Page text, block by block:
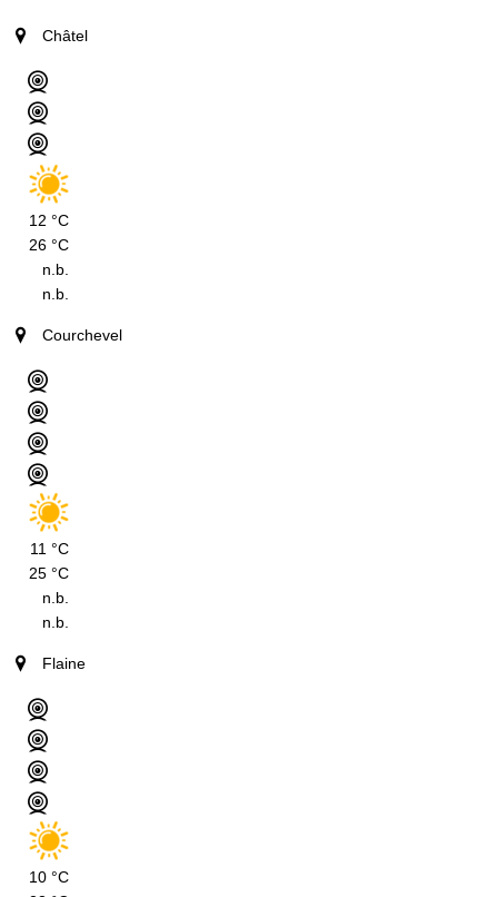
Châtel
12 °C
26 °C
n.b.
n.b.
Courchevel
11 °C
25 °C
n.b.
n.b.
Flaine
10 °C